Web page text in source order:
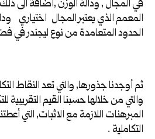
في المجال , ودالة الوزن ,اضافة الى
المعمم الذي يعتبر المجال اختياري
الحدود المتعامدة من نوع ليجندر في
ثم أوجدنا جذورها, والتي تعد النقاط
والتي من خلالها حسبنا القيم التقريبية
المبرهنات اللازمة مع الاثبات, التي
التكاملية .